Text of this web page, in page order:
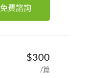
免費諮詢
$300
/篇